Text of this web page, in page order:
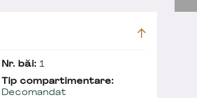
Nr. băi: 1
Tip compartimentare:
Decomandat